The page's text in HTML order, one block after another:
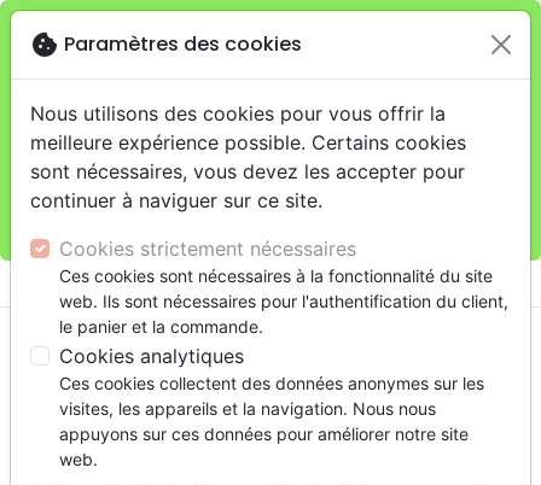
Je veux retirer ma commande au 11 rue de Rive,
Genèveclose
warningCette boutique en ligne est limitée au retrait en
magasin.
Pour les livraisons à domicile, veuillez passer vos
commandes sur la boutique La Maison de la Bible
shopping_cart
cookie Paramètres des cookies
Nous utilisons des cookies pour vous offrir la
meilleure expérience possible. Certains cookies
sont nécessaires, vous devez les accepter pour
continuer à naviguer sur ce site.
Cookies strictement nécessaires
Ces cookies sont nécessaires à la fonctionnalité du site
web. Ils sont nécessaires pour l'authentification du client,
le panier et la commande.
Cookies analytiques
Ces cookies collectent des données anonymes sur les
visites, les appareils et la navigation. Nous nous
appuyons sur ces données pour améliorer notre site
web.